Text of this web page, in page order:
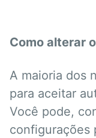
Como alterar
A maioria dos
para aceitar
Você pode,
configurações